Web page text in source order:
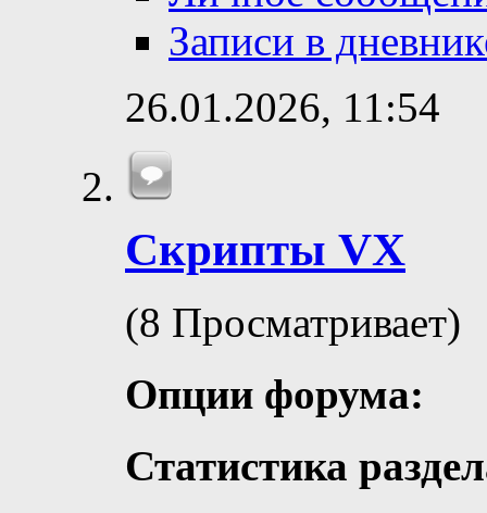
Записи в
26.01.2026, 11:54
Скрипты VX
(8 Просматривает)
Опции форума:
Статистика